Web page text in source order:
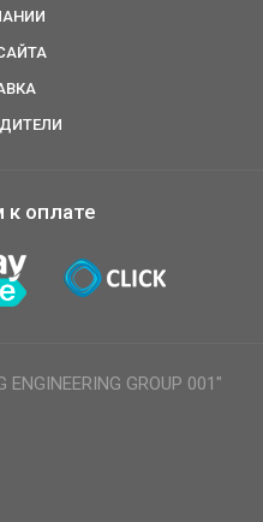
к оплате
GROUP 001"